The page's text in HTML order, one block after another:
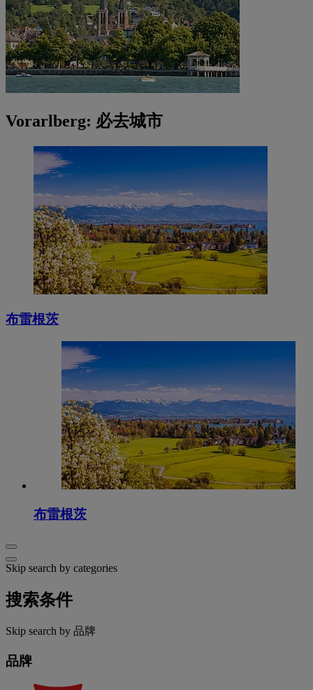
Vorarlberg: 必去城市
布雷根茨
布雷根茨
Skip search by categories
搜索条件
Skip search by 品牌
品牌